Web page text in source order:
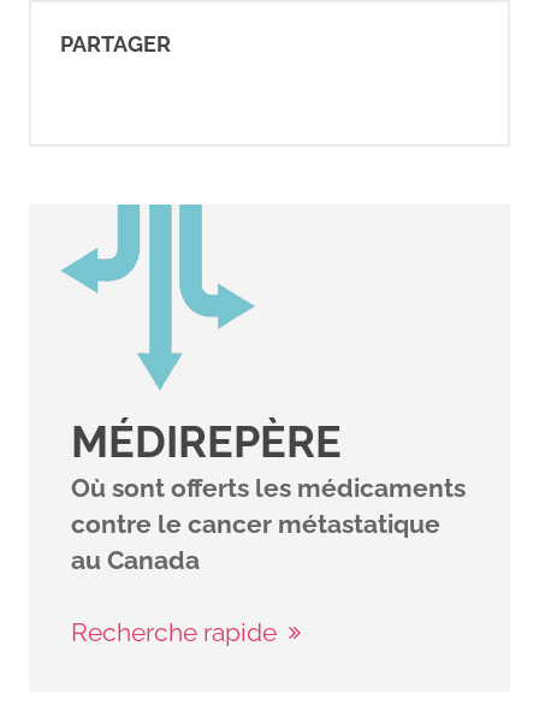
PARTAGER
MÉDIREPÈRE
Où sont offerts les médicaments
contre le cancer métastatique
au Canada
Recherche rapide